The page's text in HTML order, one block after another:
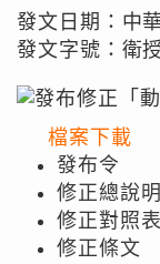
發文日期：中
發文字號：衛
檔案下載
發布令
修正總說明
修正對照表
修正條文